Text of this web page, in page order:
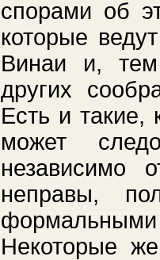
спорами об
которые
Винаи и,
других
Есть и такие,
может
независимо
неправы,
Некоторые